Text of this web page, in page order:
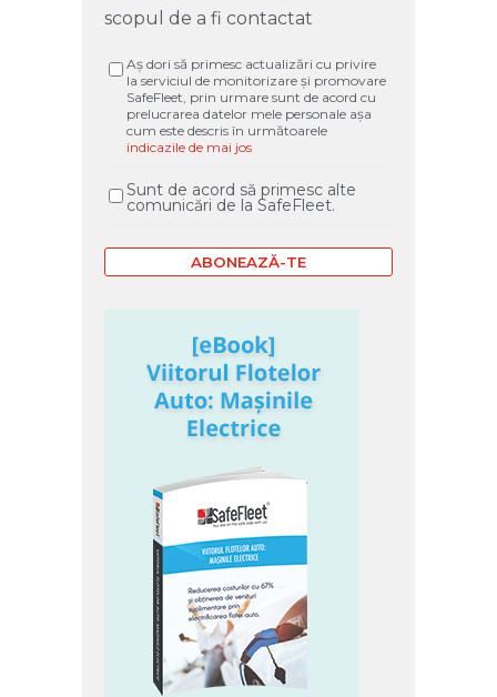
scopul de a fi contactat
Aș dori să primesc actualizări cu privire
la serviciul de monitorizare și promovare
SafeFleet, prin urmare sunt de acord cu
prelucrarea datelor mele personale așa
cum este descris în următoarele
indicazile de mai jos
Sunt de acord să primesc alte
comunicări de la SafeFleet.